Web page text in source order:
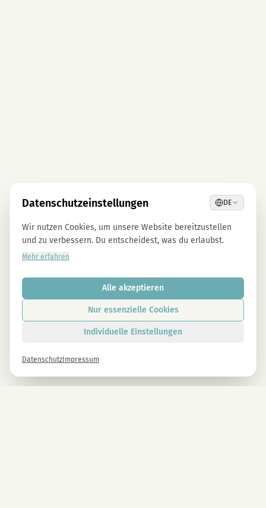
Datenschutzeinstellungen DE
Wir nutzen Cookies, um unsere Website bereitzustellen
und zu verbessern. Du entscheidest, was du erlaubst.
Mehr erfahren
Alle akzeptieren
Nur essenzielle Cookies
Individuelle Einstellungen
Datenschutz Impressum